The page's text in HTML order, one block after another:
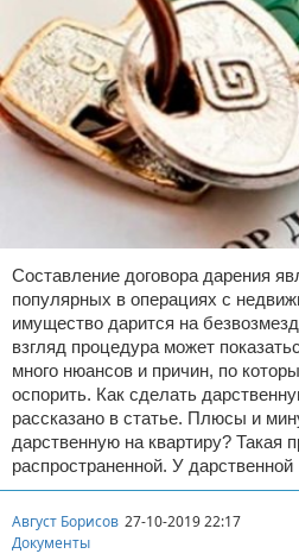
Составление договора дарения
популярных в операциях с
имущество дарится на
взгляд процедура может
много нюансов и причин, по
оспорить. Как сделать
рассказано в статье. Плюсы и
дарственную на квартиру? Такая
распространенной. У дарственной
Август Борисов 27-10-2019 22:17
Документы